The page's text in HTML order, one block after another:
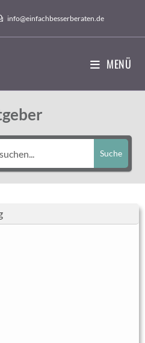
info@einfachbesserberaten.de
MENÜ
Suche